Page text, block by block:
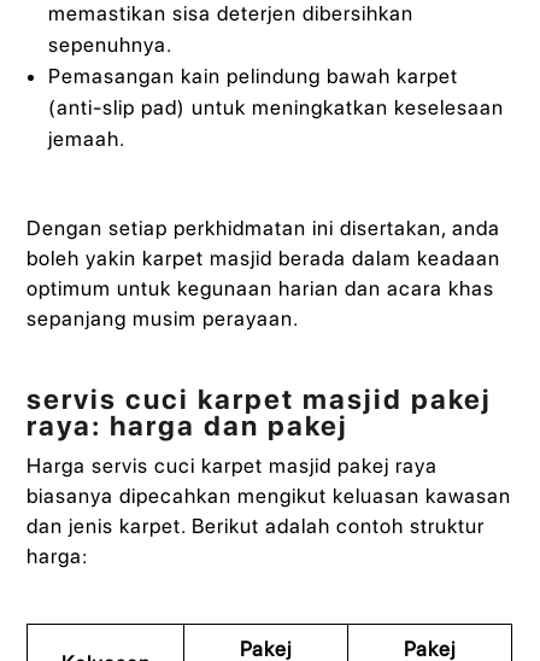
memastikan sisa deterjen dibersihkan
sepenuhnya.
Pemasangan kain pelindung bawah karpet
(anti-slip pad) untuk meningkatkan keselesaan
jemaah.
Dengan setiap perkhidmatan ini disertakan, anda
boleh yakin karpet masjid berada dalam keadaan
optimum untuk kegunaan harian dan acara khas
sepanjang musim perayaan.
servis cuci karpet masjid pakej
raya: harga dan pakej
Harga servis cuci karpet masjid pakej raya
biasanya dipecahkan mengikut keluasan kawasan
dan jenis karpet. Berikut adalah contoh struktur
harga:
Pakej
Pakej